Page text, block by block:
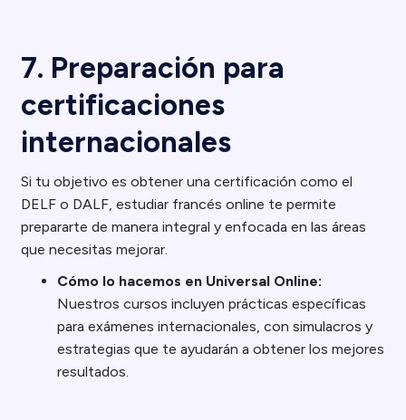
7. Preparación para
certificaciones
internacionales
Si tu objetivo es obtener una certificación como el
DELF o DALF, estudiar francés online te permite
prepararte de manera integral y enfocada en las áreas
que necesitas mejorar.
Cómo lo hacemos en Universal Online:
Nuestros cursos incluyen prácticas específicas
para exámenes internacionales, con simulacros y
estrategias que te ayudarán a obtener los mejores
resultados.